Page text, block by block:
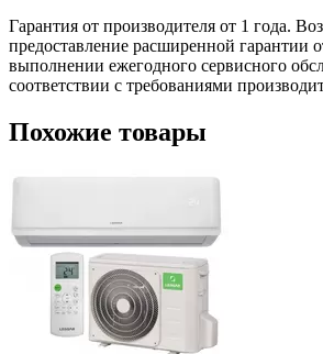
Гарантия от производителя от 1 года.
предоставление расширенной гарантии
выполнении ежегодного сервисного
соответствии с требованиями
Похожие товары